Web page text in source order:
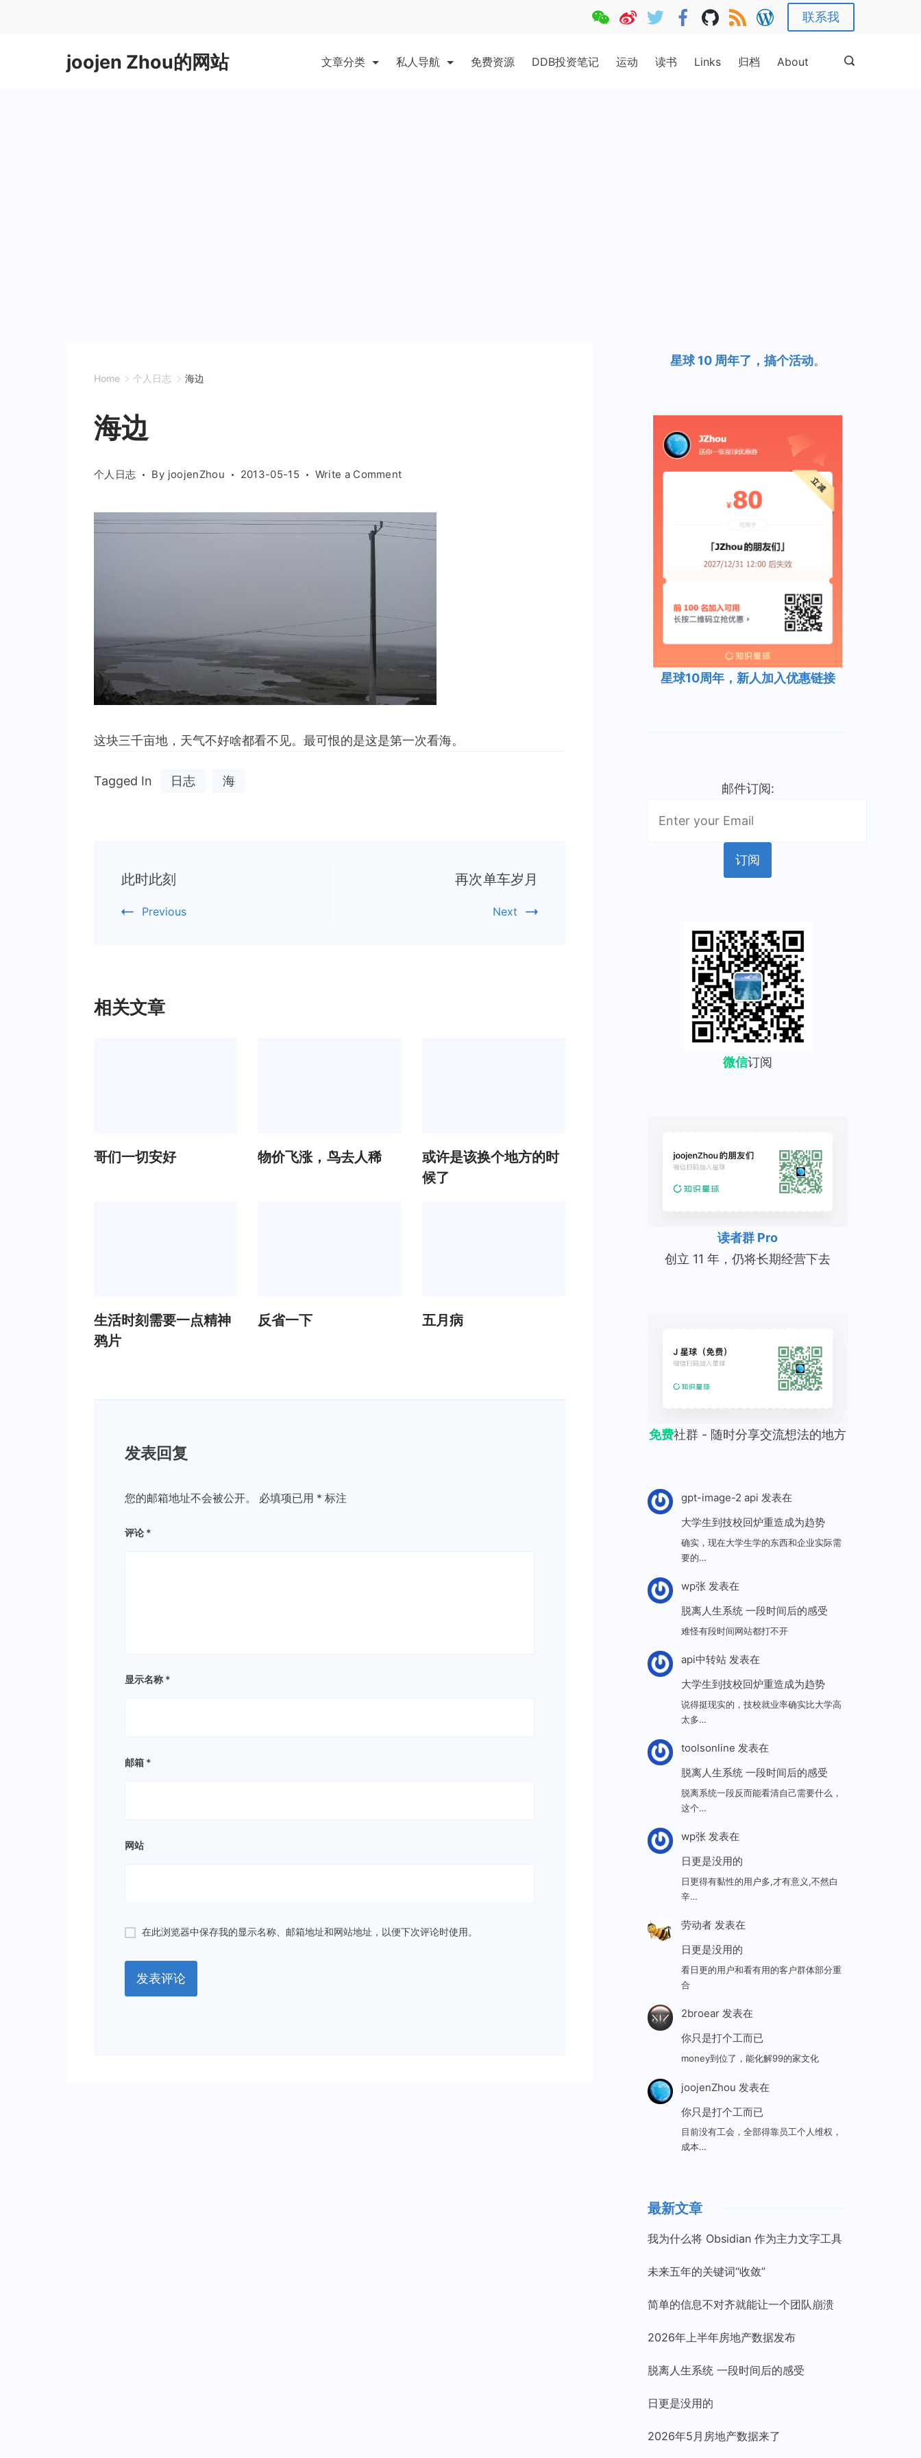
联系我
joojen Zhou的网站 文章分类 私人导航 免费资源 DDB投资笔记 运动 读书 Links 归档 About
Home 个人日志 海边
海边
个人日志 By joojenZhou 2013-05-15 Write a Commenton
边
这块三千亩地，天气不好啥都看不见。最可恨的是这是第一次看海。
Tagged In 日志 海
Navigation
此时此刻
Previous
再次单车岁月
Next
相关文章
哥们一切安好 物价飞涨，鸟去人稀
或许是该换个地方的时
候了
生活时刻需要一点精神
鸦片
反省一下 五月病
发表回复
您的邮箱地址不会被公开。 必填项已用 * 标注
评论 *
显示名称 *
邮箱 *
网站
在此浏览器中保存我的显示名称、邮箱地址和网站地址，以便下次评论时使用。
星球 10 周年了，搞个活动。
星球10周年，新人加入优惠链接
邮件订阅:
微信订阅
读者群 Pro
创立 11 年，仍将长期经营下去
免费社群 - 随时分享交流想法的地方
gpt-image-2 api 发表在
大学生到技校回炉重造成为趋势
确实，现在大学生学的东西和企业实际需
要的…
wp张发表在
脱离人生系统 一段时间后的感受
难怪有段时间网站都打不开
api中转站发表在
大学生到技校回炉重造成为趋势
说得挺现实的，技校就业率确实比大学高
太多…
toolsonline 发表在
脱离人生系统 一段时间后的感受
脱离系统一段反而能看清自己需要什么，
这个…
wp张发表在
日更是没用的
日更得有黏性的用户多,才有意义,不然白
辛…
劳动者发表在
日更是没用的
看日更的用户和看有用的客户群体部分重
合
2broear发表在
你只是打个工而已
money到位了，能化解99的家文化
joojenZhou 发表在
你只是打个工而已
目前没有工会，全部得靠员工个人维权，
成本…
最新文章
我为什么将 Obsidian 作为主力文字工具
未来五年的关键词“收敛”
简单的信息不对齐就能让一个团队崩溃
2026年上半年房地产数据发布
脱离人生系统 一段时间后的感受
日更是没用的
2026年5月房地产数据来了